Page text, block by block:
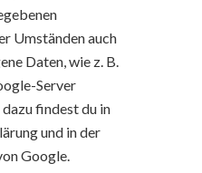
Umständen auch
Daten, wie z. B.
Server
findest du in
und in der
Google.